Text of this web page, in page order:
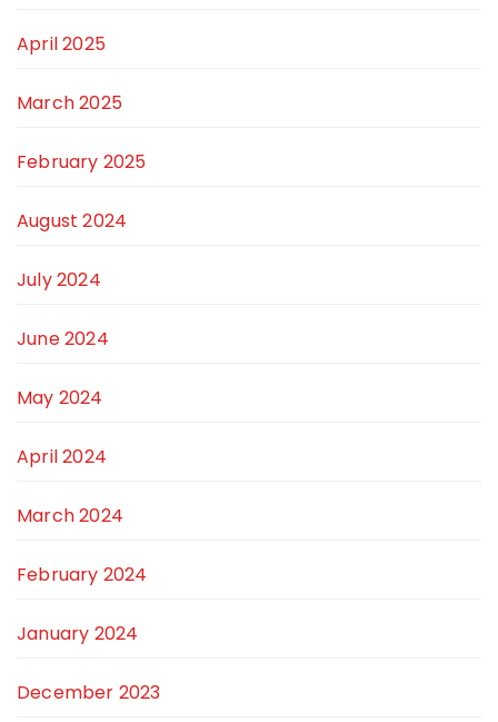
April 2025
March 2025
February 2025
August 2024
July 2024
June 2024
May 2024
April 2024
March 2024
February 2024
January 2024
December 2023